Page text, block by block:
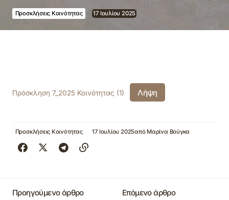
Προσκλήσεις Κοινότητας 17 Ιουλίου 2025
Πρόσκληση 7_2025 Κοινότητας (1) Λήψη
Προσκλήσεις Κοινότητας 17 Ιουλίου 2025από Μαρίνα Βούγκα
Προηγούμενο άρθρο Επόμενο άρθρο